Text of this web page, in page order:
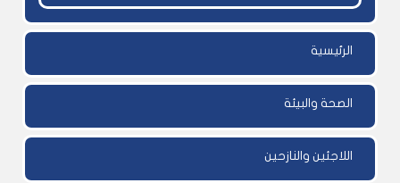
الرئيسية
الصحة والبيئة
اللاجئين والنازحين